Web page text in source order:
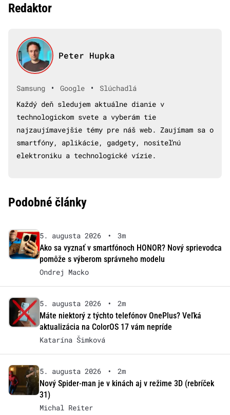
Redaktor
Peter Hupka
Samsung • Google •
Slúchadlá
Každý deň sledujem aktuálne dianie v
technologickom svete a vyberám tie
najzaujímavejšie témy pre náš web. Zaujímam sa o
smartfóny, aplikácie, gadgety, nositeľnú
elektroniku a technologické vízie.
Podobné články
5. augusta 2026 •
3m
Ako sa vyznať v smartfónoch HONOR? Nový sprievodca
pomôže s výberom správneho modelu
Ondrej Macko
5. augusta 2026 •
2m
Máte niektorý z týchto telefónov OnePlus? Veľká
aktualizácia na ColorOS 17 vám nepríde
Katarína Šimková
5. augusta 2026 •
2m
Nový Spider-man je v kinách aj v režime 3D (rebríček
31)
Michal Reiter